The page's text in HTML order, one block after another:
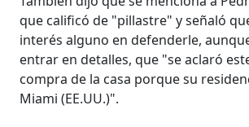
que calificó de "pillastre" y señaló
interés alguno en defenderle,
entrar en detalles, que "se aclaró
compra de la casa porque su
Miami (EE.UU.)".